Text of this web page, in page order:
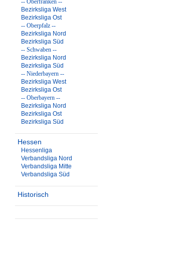
-- Oberfranken --
Bezirksliga West
Bezirksliga Ost
-- Oberpfalz --
Bezirksliga Nord
Bezirksliga Süd
-- Schwaben --
Bezirksliga Nord
Bezirksliga Süd
-- Niederbayern --
Bezirksliga West
Bezirksliga Ost
-- Oberbayern --
Bezirksliga Nord
Bezirksliga Ost
Bezirksliga Süd
Hessen
Hessenliga
Verbandsliga Nord
Verbandsliga Mitte
Verbandsliga Süd
Historisch